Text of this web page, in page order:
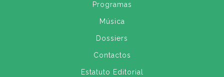
Programas
Música
Dossiers
Contactos
Estatuto Editorial